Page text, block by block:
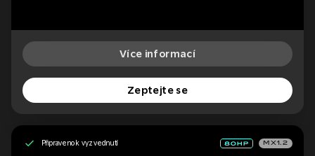
Více informací
Zeptejte se
Připraveno k vyzvednutí MX1.2